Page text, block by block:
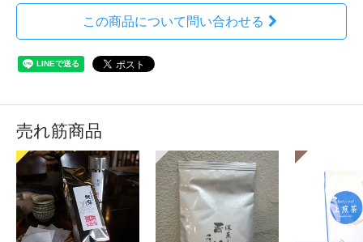
この商品について問い合わせる
売れ筋商品